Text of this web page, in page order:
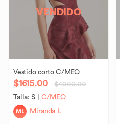
VENDIDO
Vestido corto C​/​MEO
$1615.00
$4000.00
Talla:S C/MEO
ML Miranda L